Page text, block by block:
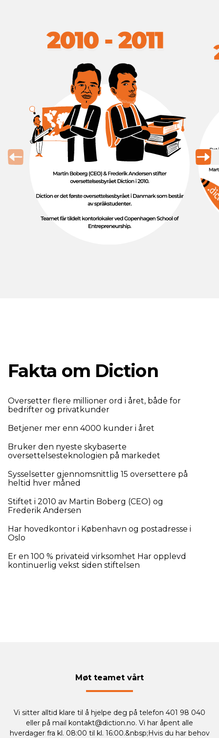
Fakta om Diction
Oversetter flere millioner ord i året, både for
bedrifter og privatkunder
Betjener mer enn 4000 kunder i året
Bruker den nyeste skybaserte
oversettelsesteknologien på markedet
Sysselsetter gjennomsnittlig 15 oversettere på
heltid hver måned
Stiftet i 2010 av Martin Boberg (CEO) og
Frederik Andersen
Har hovedkontor i København og postadresse i
Oslo
Er en 100 % privateid virksomhet Har opplevd
kontinuerlig vekst siden stiftelsen
Møt teamet vårt
Vi sitter alltid klare til å hjelpe deg på telefon 401 98 040
eller på mail kontakt@diction.no. Vi har åpent alle
hverdager fra kl. 08:00 til kl. 16:00.&nbsp;Hvis du har behov